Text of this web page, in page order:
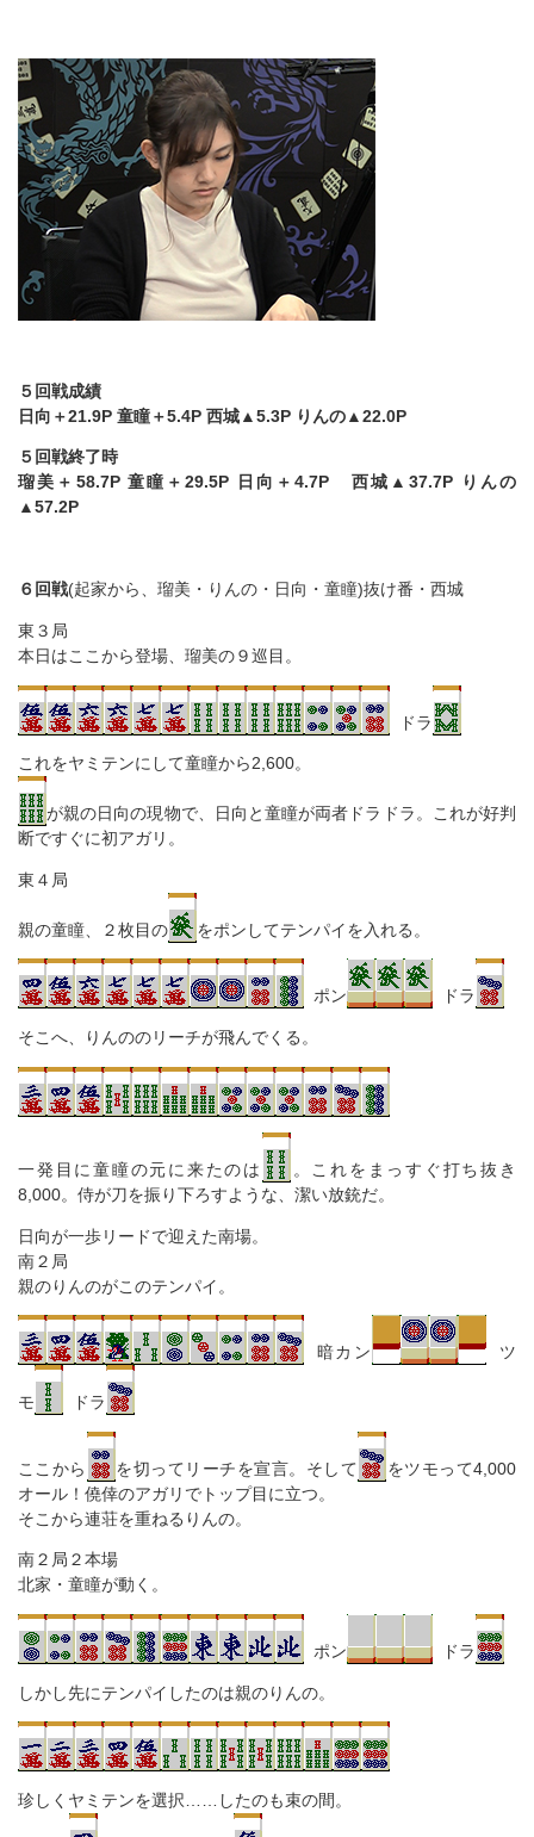
５回戦成績
日向＋21.9P 童瞳＋5.4P 西城▲5.3P りんの▲22.0P
５回戦終了時
瑠美＋58.7P 童瞳＋29.5P 日向＋4.7P 西城▲37.7P りんの
▲57.2P
６回戦(起家から、瑠美・りんの・日向・童瞳)抜け番・西城
東３局
本日はここから登場、瑠美の９巡目。
ドラ
これをヤミテンにして童瞳から2,600。
が親の日向の現物で、日向と童瞳が両者ドラドラ。これが好判
断ですぐに初アガリ。
東４局
親の童瞳、２枚目の をポンしてテンパイを入れる。
ポン ドラ
そこへ、りんののリーチが飛んでくる。
一発目に童瞳の元に来たのは
。これをまっすぐ打ち抜き
8,000。侍が刀を振り下ろすような、潔い放銃だ。
日向が一歩リードで迎えた南場。
南２局
親のりんのがこのテンパイ。
暗カン ツ
モ ドラ
ここから を切ってリーチを宣言。そして
をツモって4,000
オール！僥倖のアガリでトップ目に立つ。
そこから連荘を重ねるりんの。
南２局２本場
北家・童瞳が動く。
ポン ドラ
しかし先にテンパイしたのは親のりんの。
珍しくヤミテンを選択……したのも束の間。